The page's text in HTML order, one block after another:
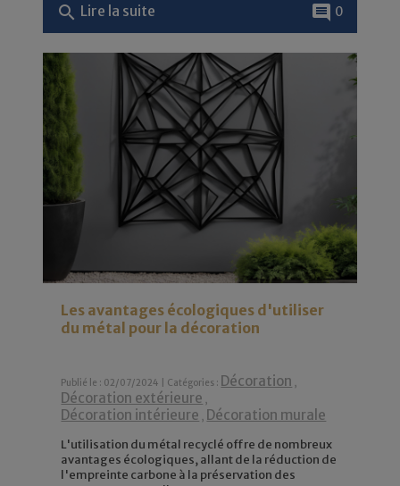
search Lire la suite comment 0
Les avantages écologiques d'utiliser
du métal pour la décoration
Publié le : 02/07/2024 | Catégories : Décoration
Décoration extérieure
Décoration intérieure Décoration murale
L'utilisation du métal recyclé offre de nombreux
avantages écologiques, allant de la réduction de
l'empreinte carbone à la préservation des